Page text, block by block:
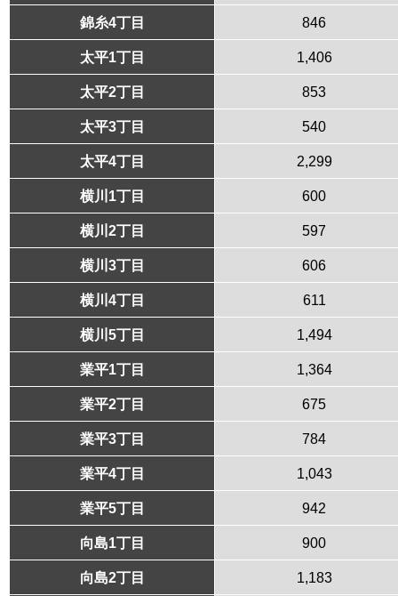
錦糸4丁目 846
太平1丁目 1,406
太平2丁目 853
太平3丁目 540
太平4丁目 2,299
横川1丁目 600
横川2丁目 597
横川3丁目 606
横川4丁目 611
横川5丁目 1,494
業平1丁目 1,364
業平2丁目 675
業平3丁目 784
業平4丁目 1,043
業平5丁目 942
向島1丁目 900
向島2丁目 1,183